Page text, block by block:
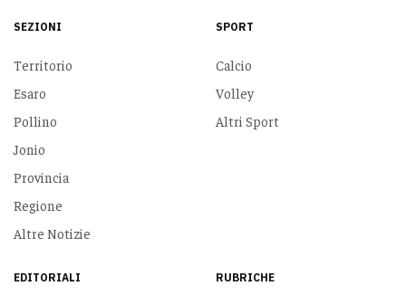
SEZIONI
Territorio
Esaro
Pollino
Jonio
Provincia
Regione
Altre Notizie
SPORT
Calcio
Volley
Altri Sport
EDITORIALI RUBRICHE